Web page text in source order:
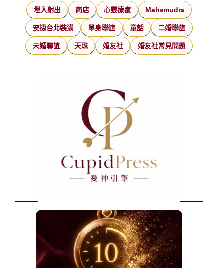
埋入射出 商店 心靈療癒 Mahamudra
安捷台北裝潢 單身聯誼 童話 二婚聯誼
未婚聯誼 天珠 婚友社 婚友社常見問題